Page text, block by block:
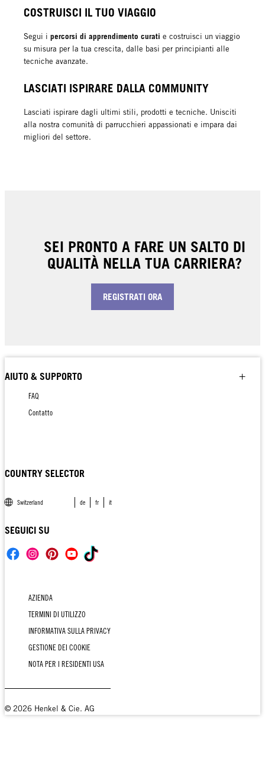
COSTRUISCI IL TUO VIAGGIO
Segui i percorsi di apprendimento curati e costruisci un viaggio
su misura per la tua crescita, dalle basi per principianti alle
tecniche avanzate.
LASCIATI ISPIRARE DALLA COMMUNITY
Lasciati ispirare dagli ultimi stili, prodotti e tecniche. Unisciti
alla nostra comunità di parrucchieri appassionati e impara dai
migliori del settore.
SEI PRONTO A FARE UN SALTO DI
QUALITÀ NELLA TUA CARRIERA?
REGISTRATI ORA
AIUTO & SUPPORTO
FAQ
Contatto
COUNTRY SELECTOR
Switzerland de fr it
SEGUICI SU
AZIENDA
TERMINI DI UTILIZZO
INFORMATIVA SULLA PRIVACY
GESTIONE DEI COOKIE
NOTA PER I RESIDENTI USA
© 2026 Henkel & Cie. AG